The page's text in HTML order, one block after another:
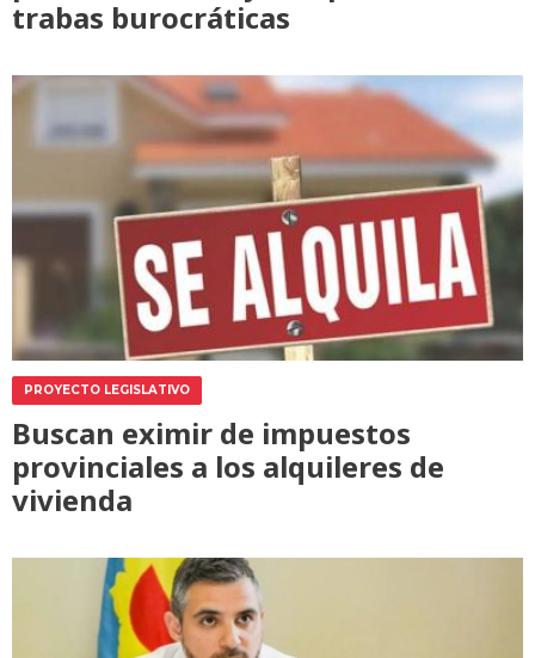
trabas burocráticas
PROYECTO LEGISLATIVO
Buscan eximir de impuestos
provinciales a los alquileres de
vivienda